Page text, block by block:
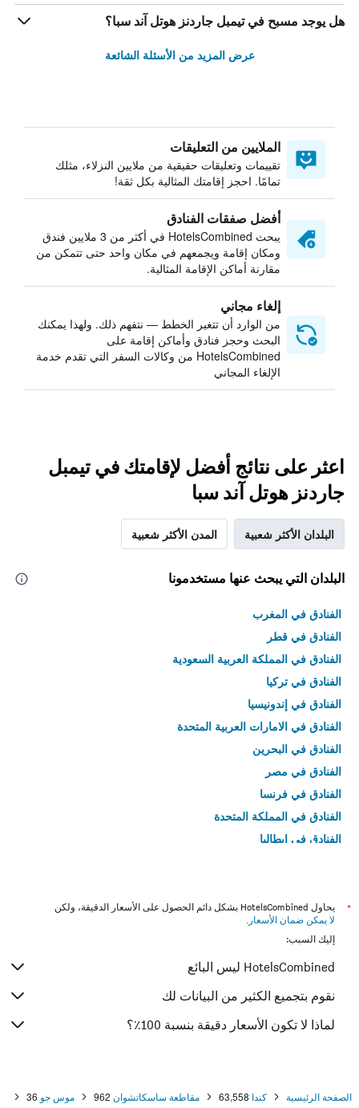
هل يوجد مسبح في تيمبل جاردنز هوتل آند سبا؟
عرض المزيد من الأسئلة الشائعة
الملايين من التعليقات
تقييمات وتعليقات حقيقية من ملايين النزلاء، مثلك
تمامًا. احجز إقامتك المثالية بكل ثقة!
أفضل صفقات الفنادق
يبحث HotelsCombined في أكثر من 3 ملايين فندق
ومكان إقامة ويجمعهم في مكان واحد حتى تتمكن من
مقارنة أماكن الإقامة المثالية.
إلغاء مجاني
من الوارد أن تتغير الخطط — نتفهم ذلك. ولهذا يمكنك
البحث وحجز فنادق وأماكن إقامة على
HotelsCombined من وكالات السفر التي تقدم خدمة
الإلغاء المجاني
اعثر على نتائج أفضل لإقامتك في تيمبل
جاردنز هوتل آند سبا
البلدان الأكثر شعبية المدن الأكثر شعبية
البلدان التي يبحث عنها مستخدمونا
الفنادق في المغرب
الفنادق في قطر
الفنادق في المملكة العربية السعودية
الفنادق في تركيا
الفنادق في إندونيسيا
الفنادق في الامارات العربية المتحدة
الفنادق في البحرين
الفنادق في مصر
الفنادق في فرنسا
الفنادق في المملكة المتحدة
الفنادق في إيطاليا
*
يحاول HotelsCombined بشكل دائم الحصول على الأسعار الدقيقة، ولكن
لا يمكن ضمان الأسعار .
إليك السبب:
HotelsCombined ليس البائع
نقوم بتجميع الكثير من البيانات لك
لماذا لا تكون الأسعار دقيقة بنسبة 100٪؟
الصفحة الرئيسية كندا 63,558 مقاطعة ساسكاتشوان 962 موس جو 36